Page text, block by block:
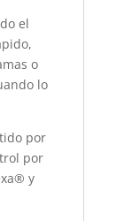
el
o
lo
por
por
y